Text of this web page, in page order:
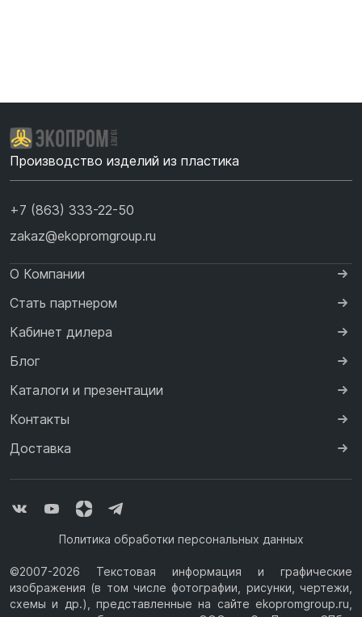
Производство изделий из пластика
+7 (863) 333-22-50
zakaz@ekopromgroup.ru
О Компании
Стать партнером
Кабинет дилера
Блог
Каталоги и презентации
Контакты
Доставка
Политика обработки персональных данных
©2007-2026 Текстовая информация и графические
изображения (в том числе фотографии, рисунки, чертежи,
схемы и др.), представленные на сайте ekopromgroup.ru,